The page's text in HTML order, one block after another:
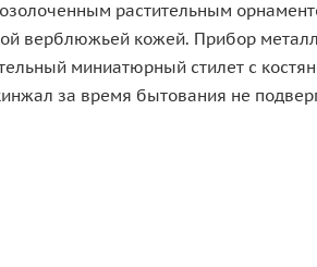
растительным
верблюжьей кожей. Прибор
миниатюрный стилет с
за время бытования не